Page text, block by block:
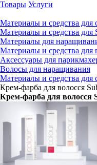
Товары Услуги
Материалы и средства для
Материалы и средства для
Материалы для
Материалы и средства для
Аксессуары для
Волосы для наращивания
Материалы и средства для
Крем-фарба для волосся
Крем-фарба для волосся